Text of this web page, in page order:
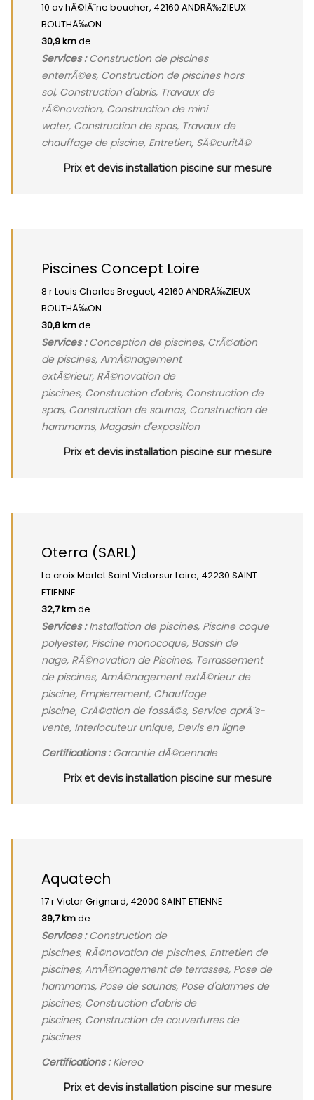
10 av hÃ©lÃ¨ne boucher, 42160 ANDRÃ‰ZIEUX
BOUTHÃ‰ON
30,9 kmde
Services :Construction de piscines
enterrÃ©es, Construction de piscines hors
sol, Construction d'abris, Travaux de
rÃ©novation, Construction de mini
water, Construction de spas, Travaux de
chauffage de piscine, Entretien, SÃ©curitÃ©
Prix et devis installation piscine sur mesure
Piscines Concept Loire
8 r Louis Charles Breguet, 42160 ANDRÃ‰ZIEUX
BOUTHÃ‰ON
30,8 kmde
Services :Conception de piscines, CrÃ©ation
de piscines, AmÃ©nagement
extÃ©rieur, RÃ©novation de
piscines, Construction d'abris, Construction de
spas, Construction de saunas, Construction de
hammams, Magasin d'exposition
Prix et devis installation piscine sur mesure
Oterra (SARL)
La croix Marlet Saint Victorsur Loire, 42230 SAINT
ETIENNE
32,7 kmde
Services :Installation de piscines, Piscine coque
polyester, Piscine monocoque, Bassin de
nage, RÃ©novation de Piscines, Terrassement
de piscines, AmÃ©nagement extÃ©rieur de
piscine, Empierrement, Chauffage
piscine, CrÃ©ation de fossÃ©s, Service aprÃ¨s-
vente, Interlocuteur unique, Devis en ligne
Certifications :Garantie dÃ©cennale
Prix et devis installation piscine sur mesure
Aquatech
17 r Victor Grignard, 42000 SAINT ETIENNE
39,7 kmde
Services :Construction de
piscines, RÃ©novation de piscines, Entretien de
piscines, AmÃ©nagement de terrasses, Pose de
hammams, Pose de saunas, Pose d'alarmes de
piscines, Construction d'abris de
piscines, Construction de couvertures de
piscines
Certifications :Klereo
Prix et devis installation piscine sur mesure